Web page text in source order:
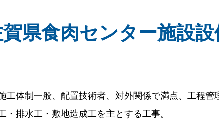
県食肉センター施設設
工体制一般、配置技術者、対外関係で満点、工程
・排水工・敷地造成工を主とする工事。